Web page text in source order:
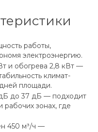
работы,
электроэнергию.
и обогрева 2,8 кВт —
климат-
площади.
до 37 дБ — подходит
рабочих зонах, где
450 м³/ч —